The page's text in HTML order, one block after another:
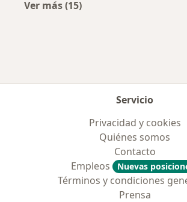
Ver más (15)
Servicio
Privacidad y cookies
Quiénes somos
Contacto
Empleos
Nuevas
Términos y condiciones
Prensa